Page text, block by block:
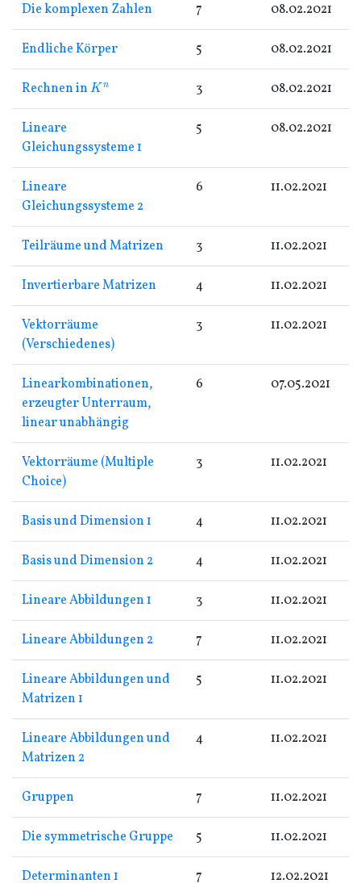
Die komplexen Zahlen 7 08.02.2021
Endliche Körper 5 08.02.2021
Rechnen in Kn 3 08.02.2021
Lineare
Gleichungssysteme 1
5 08.02.2021
Lineare
Gleichungssysteme 2
6 11.02.2021
Teilräume und Matrizen 3 11.02.2021
Invertierbare Matrizen 4 11.02.2021
Vektorräume
(Verschiedenes)
3 11.02.2021
Linearkombinationen,
erzeugter Unterraum,
linear unabhängig
6 07.05.2021
Vektorräume (Multiple
Choice)
3 11.02.2021
Basis und Dimension 1 4 11.02.2021
Basis und Dimension 2 4 11.02.2021
Lineare Abbildungen 1 3 11.02.2021
Lineare Abbildungen 2 7 11.02.2021
Lineare Abbildungen und
Matrizen 1
5 11.02.2021
Lineare Abbildungen und
Matrizen 2
4 11.02.2021
Gruppen 7 11.02.2021
Die symmetrische Gruppe 5 11.02.2021
Determinanten 1 7 12.02.2021